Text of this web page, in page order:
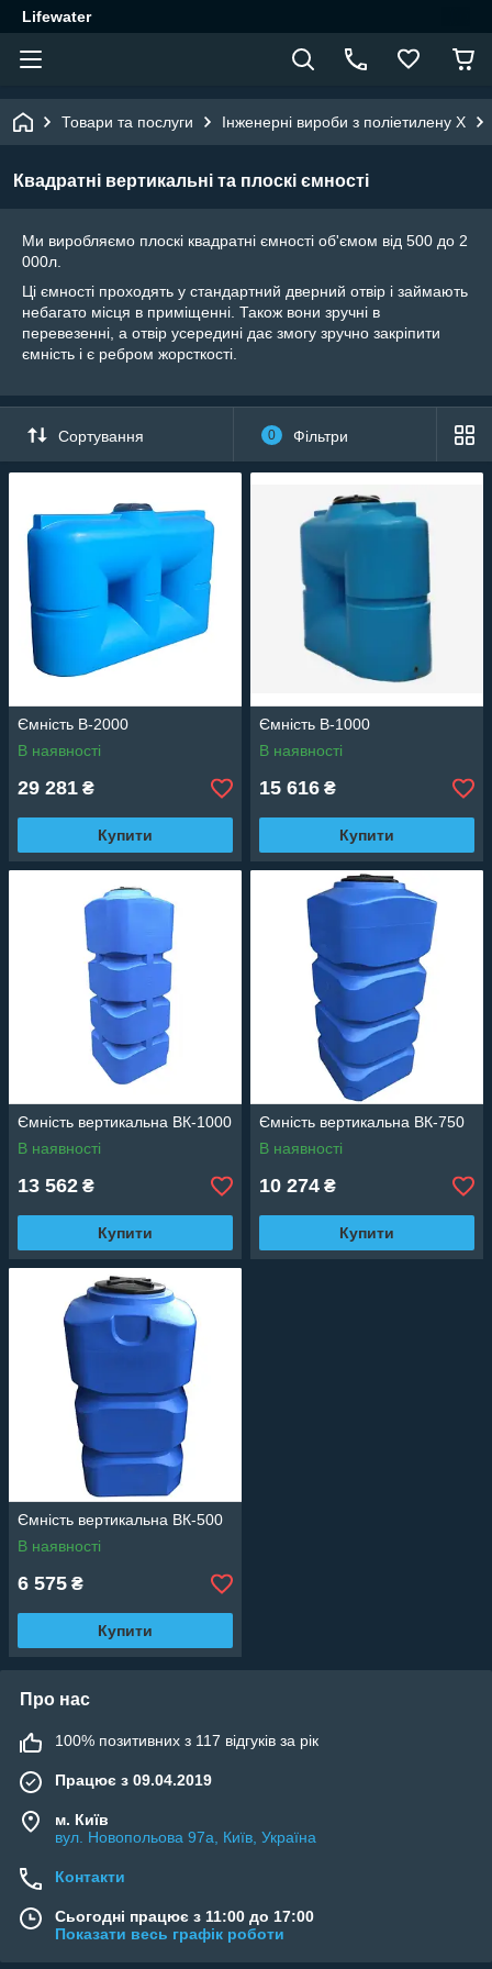
Lifewater
Товари та послуги Інженерні вироби з поліетилену Х
Квадратні вертикальні та плоскі ємності
Ми виробляємо плоскі квадратні ємності об'ємом від 500 до 2
000л.
Ці ємності проходять у стандартний дверний отвір і займають
небагато місця в приміщенні. Також вони зручні в
перевезенні, а отвір усередині дає змогу зручно закріпити
ємність і є ребром жорсткості.
Сортування 0 Фільтри
Ємність B-2000
В наявності
29 281 ₴
Купити
Ємність B-1000
В наявності
15 616 ₴
Купити
Ємність вертикальна ВК-1000
В наявності
13 562 ₴
Купити
Ємність вертикальна ВК-750
В наявності
10 274 ₴
Купити
Ємність вертикальна ВК-500
В наявності
6 575 ₴
Купити
Про нас
100% позитивних з 117 відгуків за рік
Працює з 09.04.2019
м. Київ
вул. Новопольова 97а, Київ, Україна
Контакти
Сьогодні працює з 11:00 до 17:00
Показати весь графік роботи